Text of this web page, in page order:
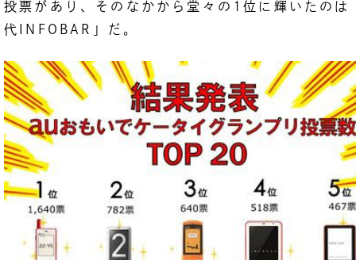
投票があり、そのなかから堂々の1位に輝いたのは
代INFOBAR」だ。